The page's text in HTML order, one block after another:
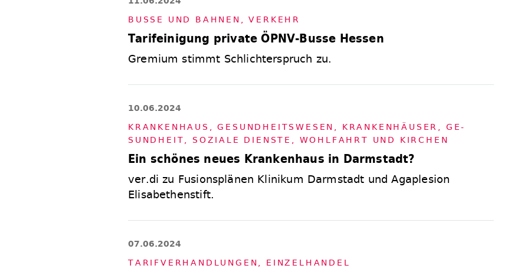
BUS­SE UND BAH­NEN
,VER­KEHR
Tarifeinigung private ÖPNV-Busse Hessen
Gremium stimmt Schlichterspruch zu.
10.06.2024
KRAN­KEN­HAUS
,GE­SUND­HEITS­WE­SEN KRAN­KEN­HÄU­SER
GE­
SUND­HEIT, SO­ZIA­LE DIENS­TE, WOHL­FAHRT UND KIR­CHEN
Ein schönes neues Krankenhaus in Darmstadt?
ver.di zu Fusionsplänen Klinikum Darmstadt und Agaplesion
Elisabethenstift.
07.06.2024
TA­RIF­VER­HAND­LUN­GEN
EIN­ZEL­HAN­DEL